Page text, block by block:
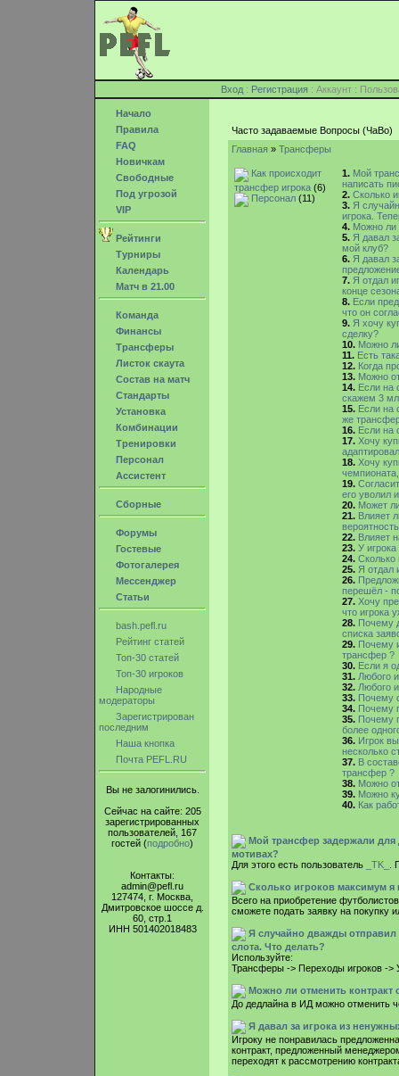
Вход : Регистрация : Аккаунт :
Начало
Правила
FAQ
Новичкам
Свободные
Под угрозой
VIP
Рейтинги
Турниры
Календарь
Матч в 21.00
Команда
Финансы
Трансферы
Листок скаута
Состав на матч
Стандарты
Установка
Комбинации
Тренировки
Персонал
Ассистент
Сборные
Форумы
Гостевые
Фотогалерея
Мессенджер
Статьи
bash.pefl.ru
Рейтинг статей
Топ-30 статей
Топ-30 игроков
Народные
модераторы
Зарегистрирован
последним
Наша кнопка
Почта PEFL.RU
Вы не залогинились.
Сейчас на сайте: 205
зарегистрированных
пользователей, 167
гостей (подробно)
Контакты:
admin@pefl.ru
127474, г. Москва,
Дмитровское шоссе д.
60, стр.1
ИНН 501402018483
Часто задаваемые Вопросы (ЧаВо)
Главная » Трансферы
Как происходит
трансфер игрока(6)
Персонал(11)
1. Мой
написать
2. Сколько
3. Я
игрока.
4. Можно ли
5. Я давал
мой клуб?
6. Я давал
7. Я отдал
конце
8. Если
что он
9. Я хочу
сделку?
10. Можно
11. Есть
12. Когда
13. Можно
14. Если на
скажем 3
15. Если на
же
16. Если на
17. Хочу
18. Хочу
19.
его уволил
20. Может
21. Влияет
22. Влияет
23. У
24. Сколько
25. Я отдал
26.
перешёл -
27. Хочу
что игрока
28. Почему
списка
29. Почему
трансфер ?
30. Если я
31. Любого
32. Любого
33. Почему
34. Почему
35. Почему
более
36. Игрок
несколько
37. В
трансфер ?
38. Можно
39. Можно
40. Как
Мой трансфер задержали для
мотивах?
Для этого есть пользователь
_TK_ .
Сколько игроков максимум я
Всего на приобретение
сможете подать заявку на покупку
Я случайно дважды отправил
слота. Что делать?
Используйте:
Трансферы -> Переходы игроков ->
Можно ли отменить контракт
До дедлайна в ИД можно отменить
Я давал за игрока из
Игроку не понравилась
контракт, предложенный
переходят к рассмотрению